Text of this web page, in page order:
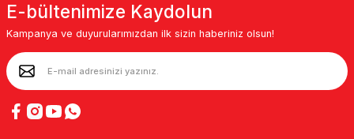
E-bültenimize Kaydolun
Kampanya ve duyurularımızdan ilk sizin haberiniz olsun!